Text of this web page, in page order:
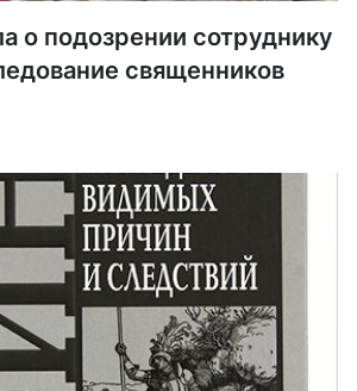
о подозрении сотруднику
священников